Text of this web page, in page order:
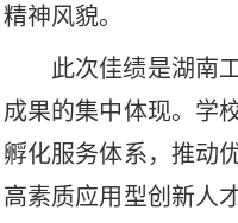
精神风貌。
此次佳绩是湖南
成果的集中体现。学
孵化服务体系，推动
高素质应用型创新人